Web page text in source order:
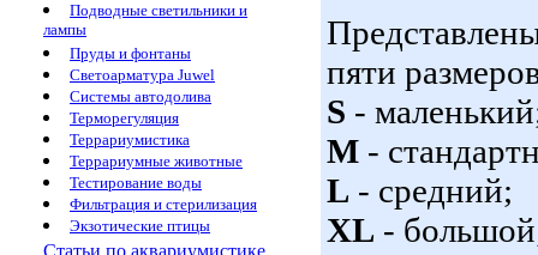
Подводные светильники и
лампы
Пруды и фонтаны
Светоарматура Juwel
Системы автодолива
Терморегуляция
Террариумистика
Террариумные животные
Тестирование воды
Фильтрация и стерилизация
Экзотические птицы
Статьи по аквариумистике
пяти
S -
M -
L - средний;
XL -